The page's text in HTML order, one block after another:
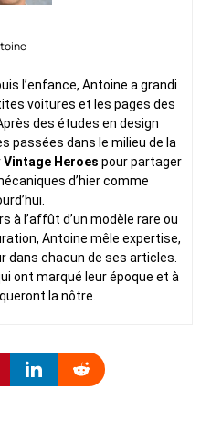
l’enfance, Antoine a grandi
voitures et les pages des
des études en design
passées dans le milieu de la
Vintage Heroes pour partager
d’hier comme
à l’affût d’un modèle rare ou
Antoine mêle expertise,
chacun de ses articles.
ont marqué leur époque et à
la nôtre.